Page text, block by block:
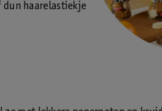
dun haarelastiekje